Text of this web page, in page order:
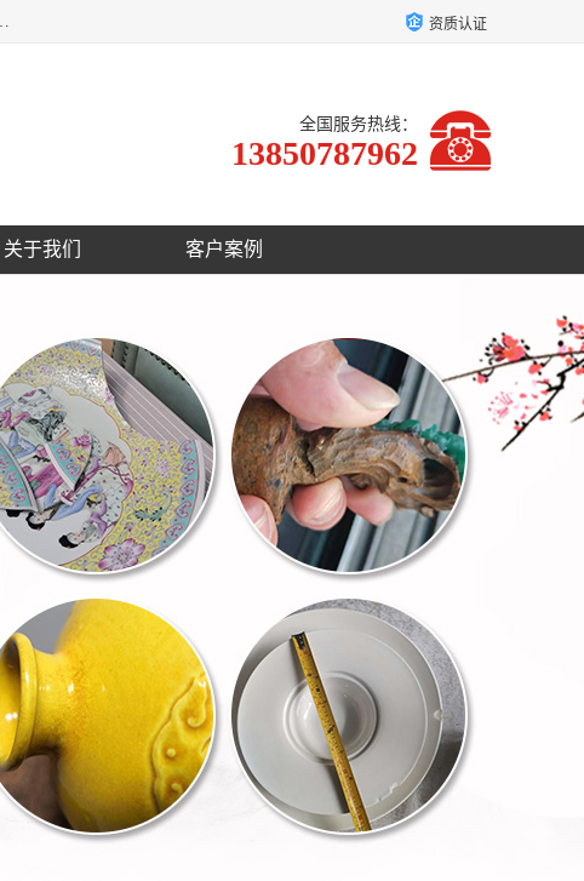
新的技术修复各种：古陶瓷、花瓶、餐具、工艺品、卫浴、颜色不一的金边、银边、花边，修复后基本无痕迹，修补成本低。丰富的经验为客户提供实用、优质服务！ 资质认证
全国服务热线：
13850787962
关于我们 客户案例